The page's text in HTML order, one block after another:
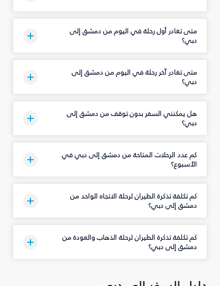
متى تغادر أول رحلة في اليوم من دمشق إلى
دبي؟
متى تغادر آخر رحلة في اليوم من دمشق إلى
دبي؟
هل يمكنني السفر بدون توقف من دمشق إلى
دبي؟
كم عدد الرحلات المتاحة من دمشق إلى دبي في
الأسبوع؟
كم تكلفة تذكرة الطيران لرحلة الاتجاه الواحد من
دمشق إلى دبي؟
كم تكلفة تذكرة الطيران لرحلة الذهاب والعودة من
دمشق إلى دبي؟